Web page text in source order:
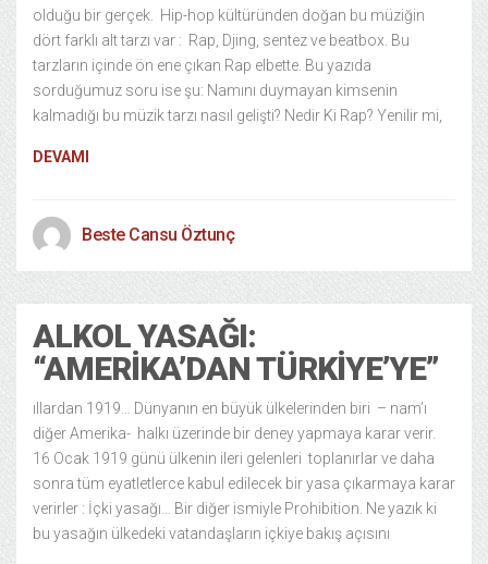
olduğu bir gerçek. Hip-hop kültüründen doğan bu müziğin
dört farklı alt tarzı var : Rap, Djing, sentez ve beatbox. Bu
tarzların içinde ön ene çıkan Rap elbette. Bu yazıda
sorduğumuz soru ise şu: Namını duymayan kimsenin
kalmadığı bu müzik tarzı nasıl gelişti? Nedir Ki Rap? Yenilir mi,
DEVAMI
Beste Cansu Öztunç
ALKOL YASAĞI:
“AMERIKA’DAN TÜRKIYE’YE”
ıllardan 1919… Dünyanın en büyük ülkelerinden biri – nam’ı
diğer Amerika- halkı üzerinde bir deney yapmaya karar verir.
16 Ocak 1919 günü ülkenin ileri gelenleri toplanırlar ve daha
sonra tüm eyatletlerce kabul edilecek bir yasa çıkarmaya karar
verirler : İçki yasağı… Bir diğer ismiyle Prohibition. Ne yazık ki
bu yasağın ülkedeki vatandaşların içkiye bakış açısını